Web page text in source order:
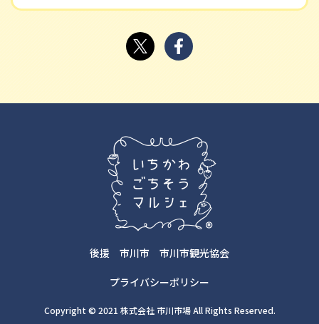
後援 市川市 市川市観光協会
プライバシーポリシー
Copyright © 2021 株式会社 市川市場 All Rights Reserved.